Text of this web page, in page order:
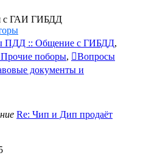
с ГАИ ГИБДД
ПДД :: Общение с ГИБДД,
поборы,
Вопросы
документы и
Re: Чип и Дип продаёт